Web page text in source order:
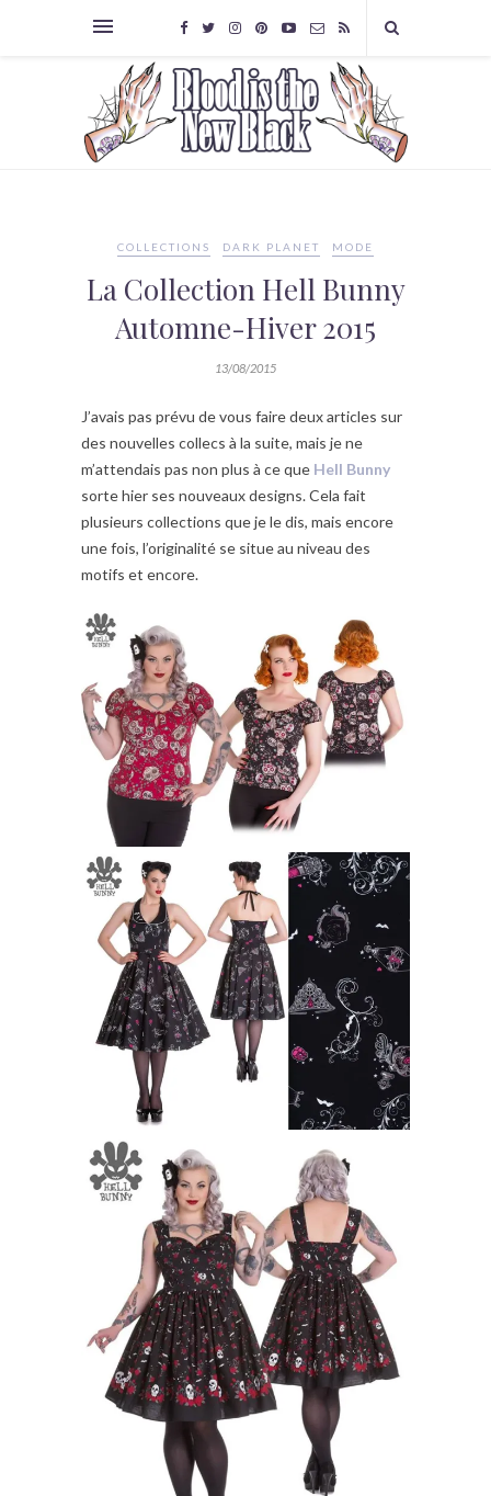
COLLECTIONS DARK PLANET MODE
La Collection Hell Bunny
Automne-Hiver 2015
13/08/2015
J’avais pas prévu de vous faire deux articles sur
des nouvelles collecs à la suite, mais je ne
m’attendais pas non plus à ce que Hell Bunny
sorte hier ses nouveaux designs. Cela fait
plusieurs collections que je le dis, mais encore
une fois, l’originalité se situe au niveau des
motifs et encore.